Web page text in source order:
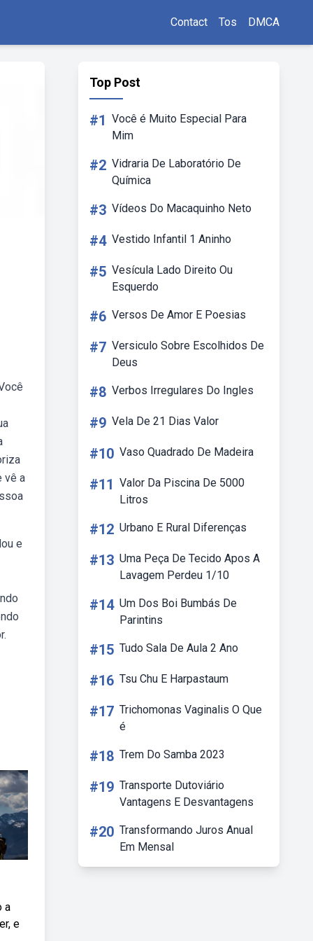
Contact Tos DMCA
vê a
e
a
e
Top Post
#1 Você é Muito Especial Para
Mim
#2 Vidraria De Laboratório De
Química
#3 Vídeos Do Macaquinho Neto
#4 Vestido Infantil 1 Aninho
#5 Vesícula Lado Direito Ou
Esquerdo
#6 Versos De Amor E Poesias
#7 Versiculo Sobre Escolhidos De
Deus
#8 Verbos Irregulares Do Ingles
#9 Vela De 21 Dias Valor
#10 Vaso Quadrado De Madeira
#11 Valor Da Piscina De 5000
Litros
#12 Urbano E Rural Diferenças
#13 Uma Peça De Tecido Apos A
Lavagem Perdeu 1/10
#14 Um Dos Boi Bumbás De
Parintins
#15 Tudo Sala De Aula 2 Ano
#16 Tsu Chu E Harpastaum
#17 Trichomonas Vaginalis O Que
é
#18 Trem Do Samba 2023
#19 Transporte Dutoviário
Vantagens E Desvantagens
#20 Transformando Juros Anual
Em Mensal